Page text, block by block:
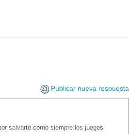
Publicar nueva respuesta
salvarte como siempre los juegos